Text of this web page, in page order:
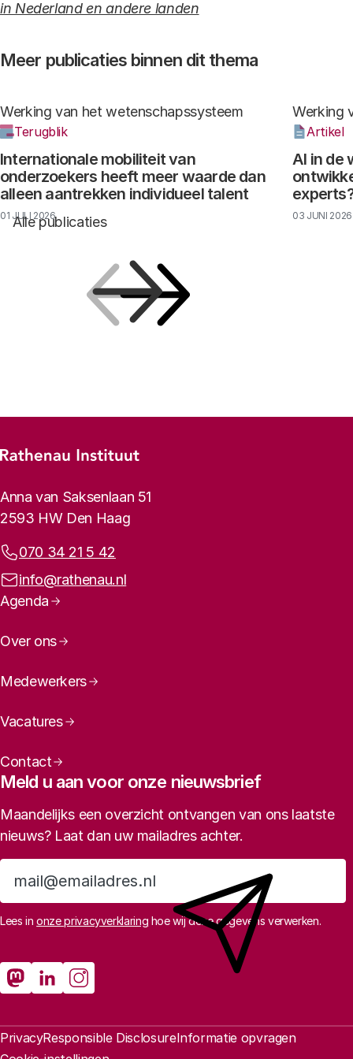
in Nederland en andere landen
Meer publicaties binnen dit thema
Alle publicaties
Internationale mobiliteit van
onderzoekers heeft meer waarde dan
alleen aantrekken individueel talent
Werking van het wetenschapssysteem
Terugblik
01 JULI 2026
AI in de
Werking
Artikel
03 JUNI 2026
Footer-menu
Rathenau logo, naar de homepage
Contactinformatie
Anna van Saksenlaan 51
2593 HW Den Haag
Telefoonnummer:
070 34 21 5 42
E-mailadres:
info@rathenau.nl
Paginanavigatie
Agenda
Over ons
Medewerkers
Vacatures
Contact
Meld u aan voor onze nieuwsbrief
Maandelijks een overzicht ontvangen van ons laatste
nieuws? Laat dan uw mailadres achter.
Aanmelden
Lees inonze privacyverklaring hoe wij deze gegevens verwerken.
Sociale media
Rathenau Mastodon
Rathenau LinkedIn
Rathenau Instagram
Juridische informatie
PrivacyResponsible DisclosureInformatie opvragen